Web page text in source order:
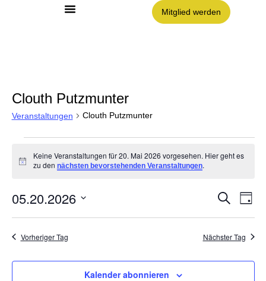
Mitglied werden
Clouth Putzmunter
Veranstaltungen Clouth Putzmunter
Hinweis
Keine Veranstaltungen für 20. Mai 2026 vorgesehen. Hier geht es
zu den nächsten bevorstehenden Veranstaltungen.
Suche
Tag
05.20.2026
Vorheriger Tag Nächster Tag
Kalender abonnieren